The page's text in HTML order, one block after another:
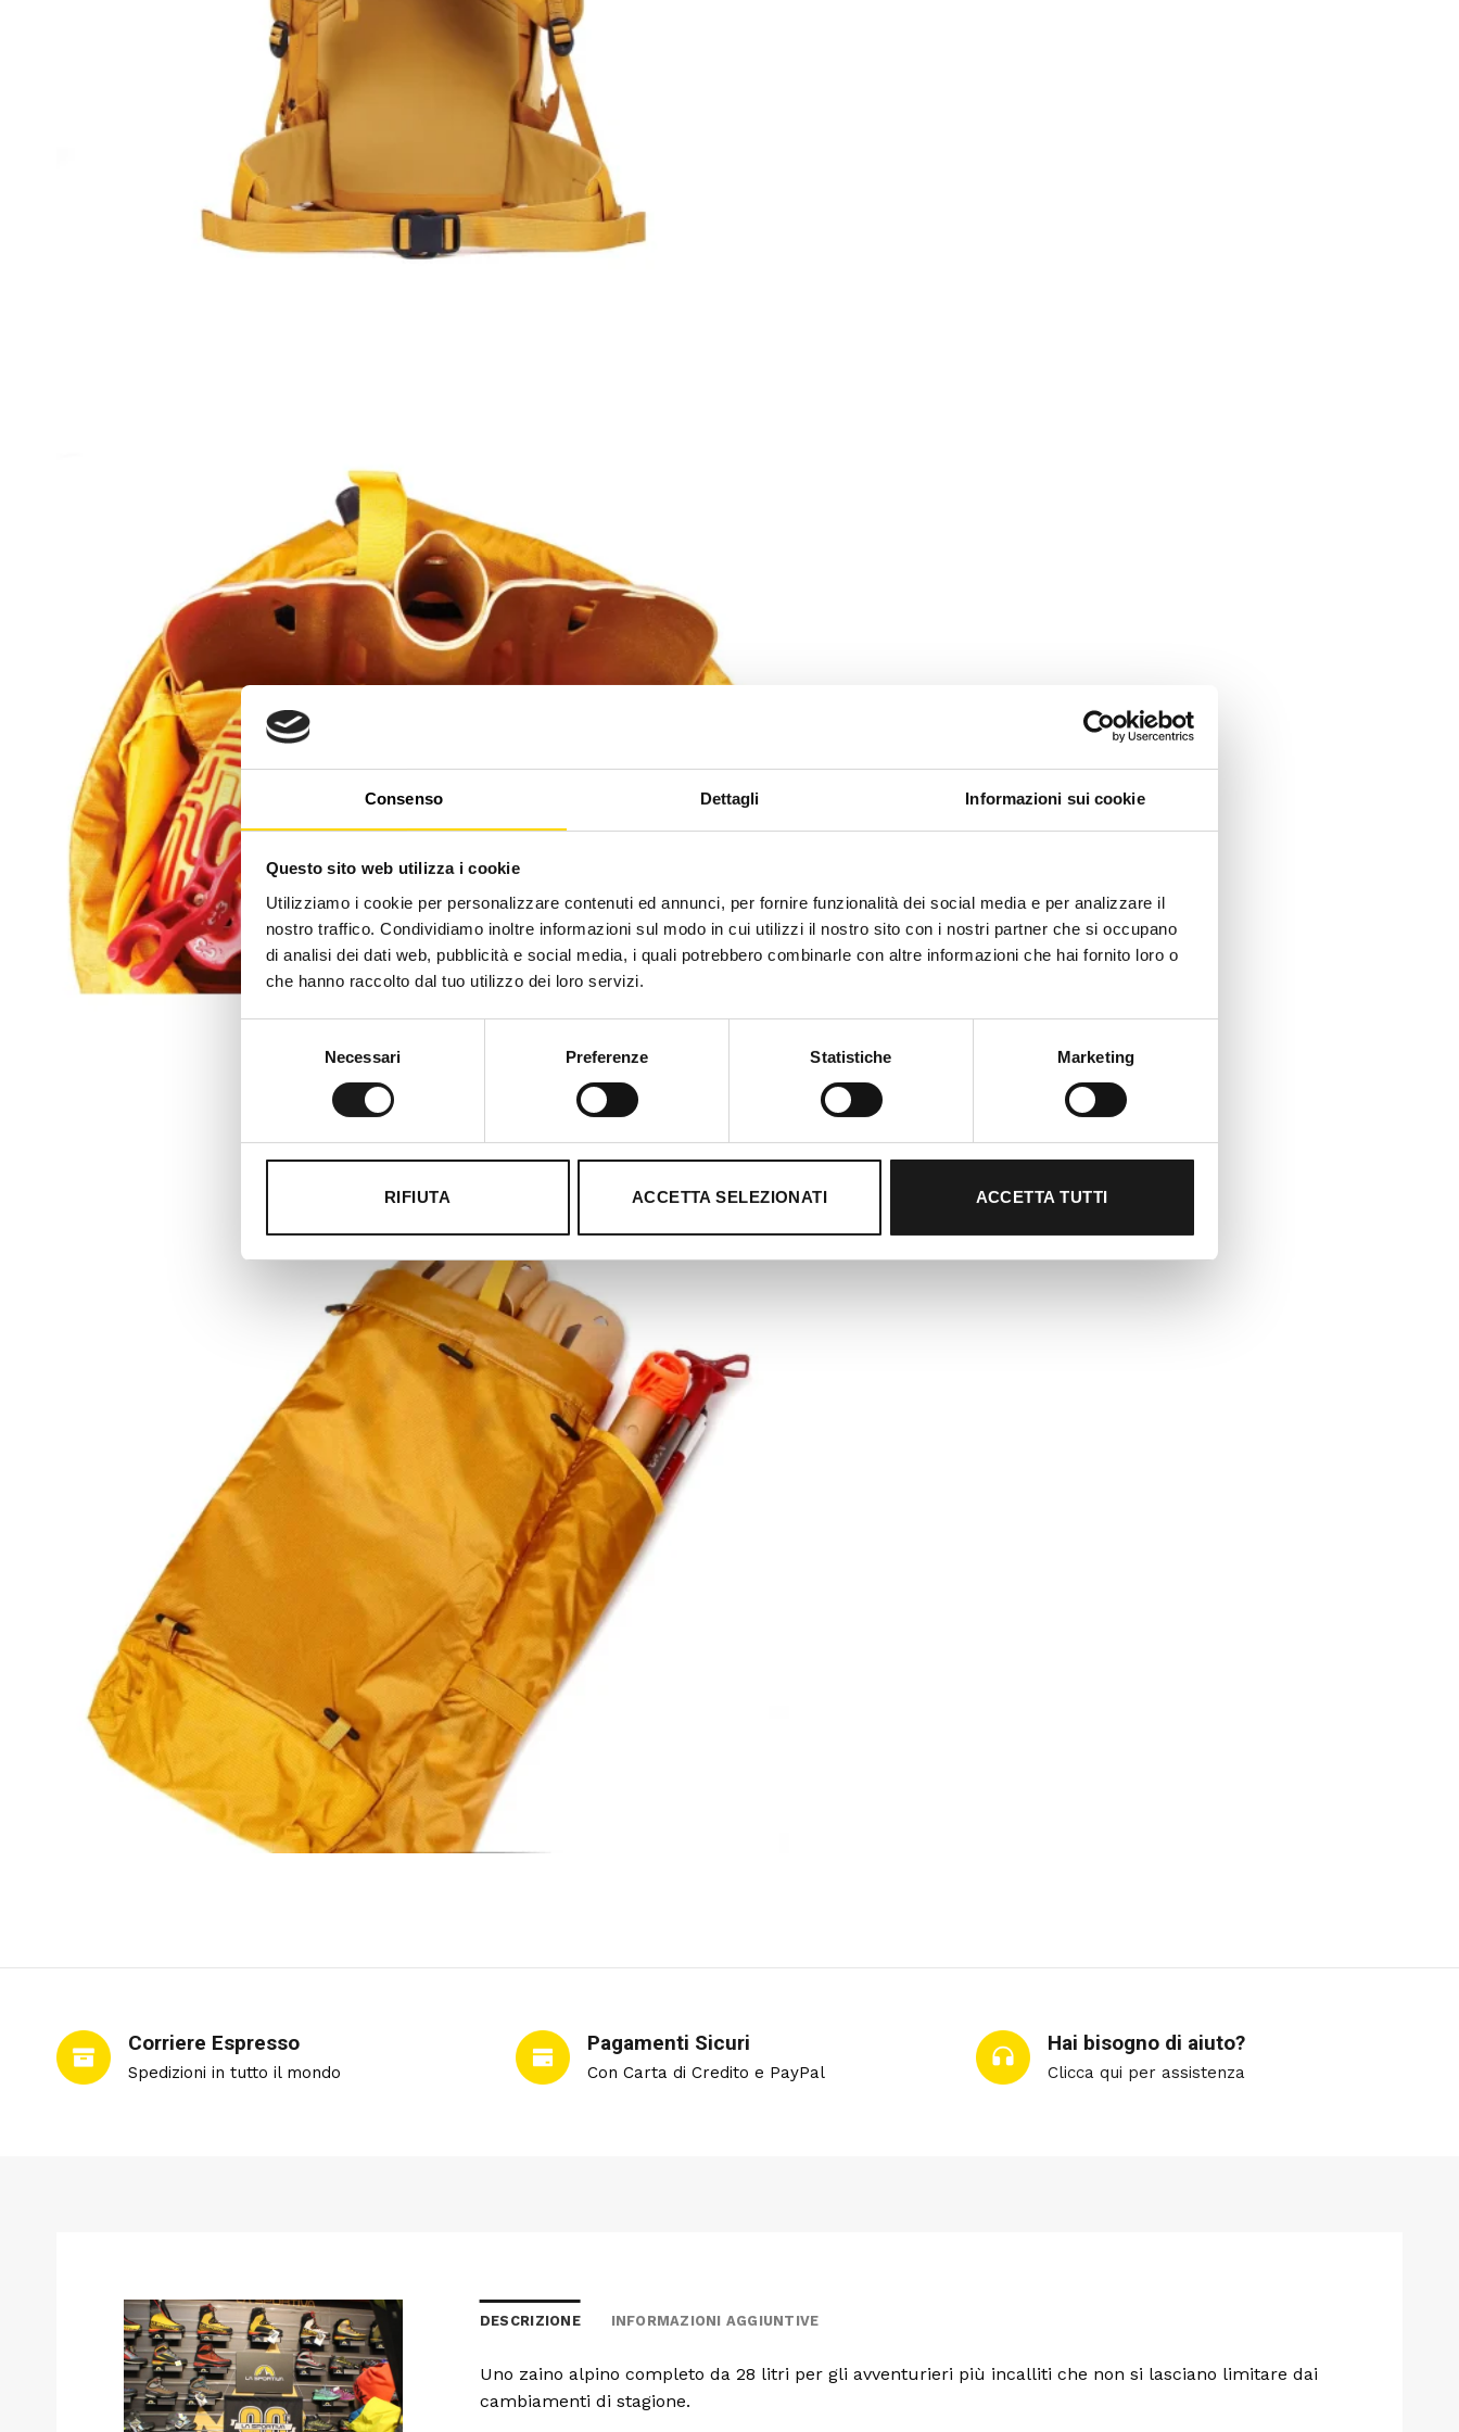
Consenso Dettagli Informazioni sui cookie
Questo sito web utilizza i cookie
Utilizziamo i cookie per personalizzare contenuti ed annunci, per fornire funzionalità dei social media e per analizzare il
nostro traffico. Condividiamo inoltre informazioni sul modo in cui utilizzi il nostro sito con i nostri partner che si occupano
di analisi dei dati web, pubblicità e social media, i quali potrebbero combinarle con altre informazioni che hai fornito loro o
che hanno raccolto dal tuo utilizzo dei loro servizi.
Necessari Preferenze Statistiche Marketing
RIFIUTA ACCETTA SELEZIONATI ACCETTA TUTTI
Corriere Espresso
Spedizioni in tutto il mondo
Pagamenti Sicuri
Con Carta di Credito e PayPal
Hai bisogno di aiuto?
Clicca qui per assistenza
DESCRIZIONE INFORMAZIONI AGGIUNTIVE
Uno zaino alpino completo da 28 litri per gli avventurieri più incalliti che non si lasciano limitare dai
cambiamenti di stagione.